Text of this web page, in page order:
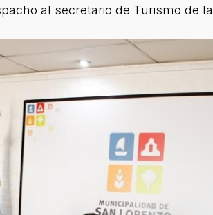
al secretario de Turismo de